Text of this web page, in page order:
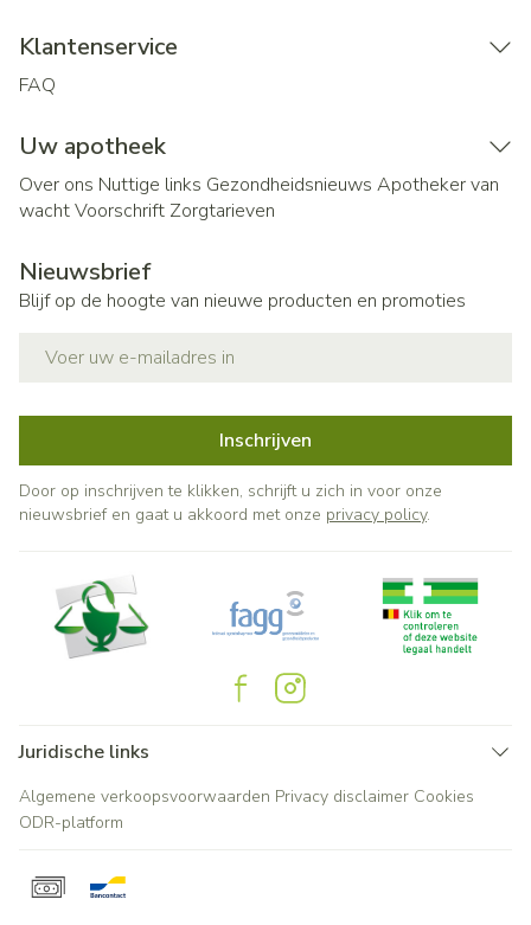
Klantenservice
FAQ
Uw apotheek
Over ons Nuttige links Gezondheidsnieuws Apotheker van
wachtVoorschrift Zorgtarieven
Nieuwsbrief
Blijf op de hoogte van nieuwe producten en promoties
Inschrijven
Door op inschrijven te klikken, schrijft u zich in voor onze
nieuwsbrief en gaat u akkoord met onze privacy policy.
Juridische links
Algemene verkoopsvoorwaarden Privacy disclaimer Cookies
ODR-platform